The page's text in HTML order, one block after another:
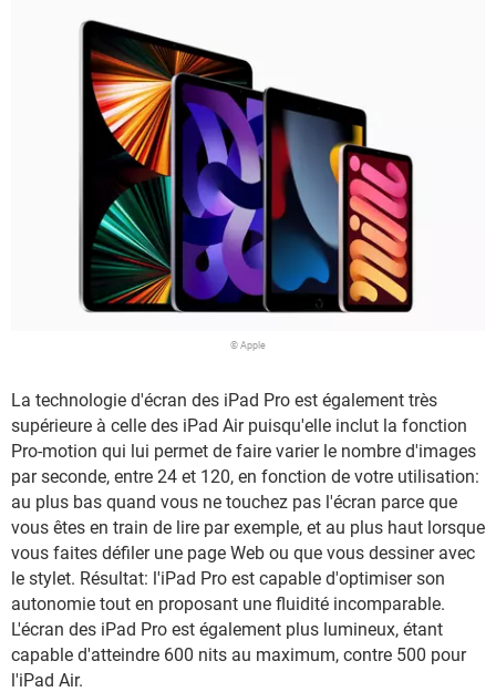
© Apple
La technologie d'écran des iPad Pro est également très
supérieure à celle des iPad Air puisqu'elle inclut la fonction
Pro-motion qui lui permet de faire varier le nombre d'images
par seconde, entre 24 et 120, en fonction de votre utilisation:
au plus bas quand vous ne touchez pas l'écran parce que
vous êtes en train de lire par exemple, et au plus haut lorsque
vous faites défiler une page Web ou que vous dessiner avec
le stylet. Résultat: l'iPad Pro est capable d'optimiser son
autonomie tout en proposant une fluidité incomparable.
L'écran des iPad Pro est également plus lumineux, étant
capable d'atteindre 600 nits au maximum, contre 500 pour
l'iPad Air.